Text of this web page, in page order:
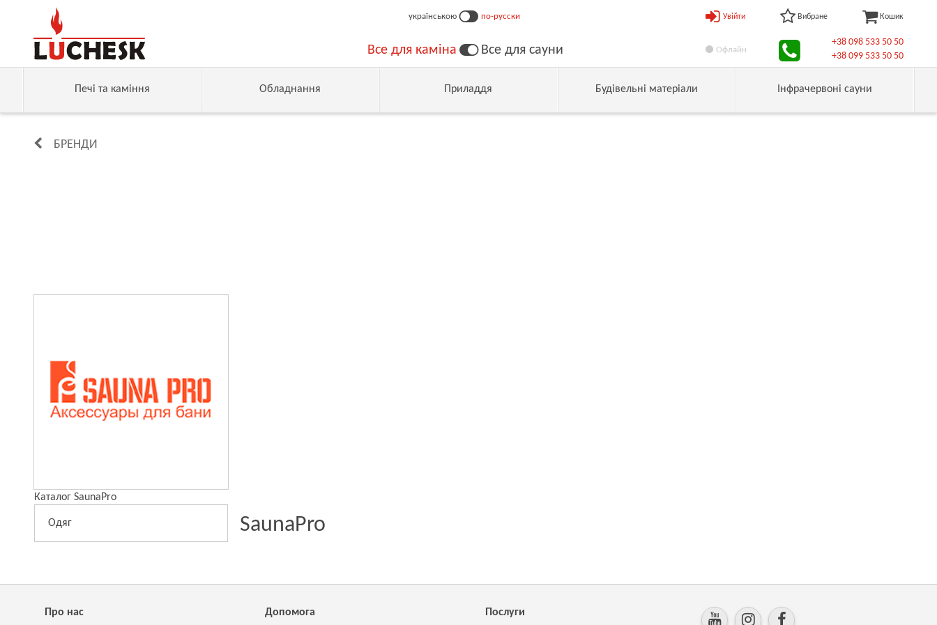
українською по-русски
Все для каміна Все для сауни
Увійти Вибране Кошик
Офлайн
+38 098 533 50 50
+38 099 533 50 50
Печі та каміння Обладнання Приладдя Будівельні матеріали Інфрачервоні сауни
БРЕНДИ
Каталог SaunaPro
Одяг SaunaPro
Про нас Допомога Послуги